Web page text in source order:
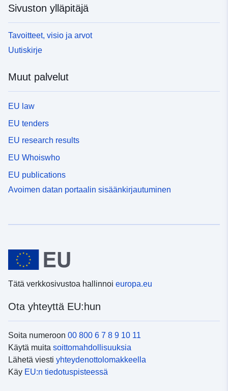
Sivuston ylläpitäjä
Tavoitteet, visio ja arvot
Uutiskirje
Muut palvelut
EU law
EU tenders
EU research results
EU Whoiswho
EU publications
Avoimen datan portaalin sisäänkirjautuminen
Tätä verkkosivustoa hallinnoi europa.eu
Ota yhteyttä EU:hun
Soita numeroon 00 800 6 7 8 9 10 11
Käytä muita soittomahdollisuuksia
Lähetä viesti yhteydenottolomakkeella
Käy EU:n tiedotuspisteessä